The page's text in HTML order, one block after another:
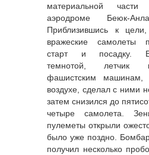
материальной
аэродроме Беюк-
Приблизившись к
вражеские самолеты
старт и посадку.
темнотой, летчик
фашистским машинам,
воздухе, сделал с ними
затем снизился до
четыре самолета.
пулеметы открыли
было уже поздно.
получил несколько